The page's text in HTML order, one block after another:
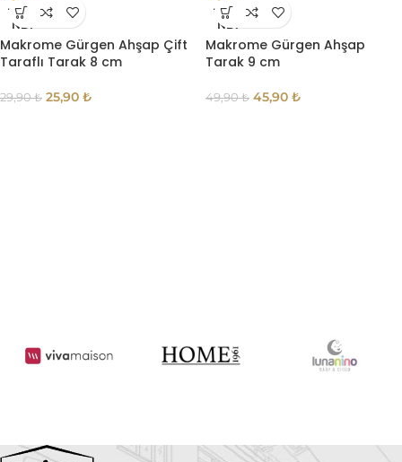
TÜKE
NDI
Makrome Gürgen Ahşap Çift
Taraflı Tarak 8 cm
29,90₺ 25,90 ₺
TÜKE
NDI
Makrome Gürgen Ahşap
Tarak 9 cm
49,90₺ 45,90 ₺